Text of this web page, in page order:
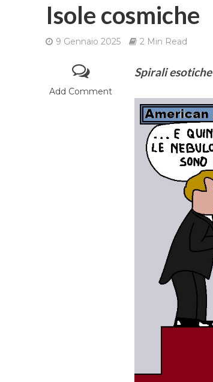
Isole cosmiche
9 Gennaio 2025 2 Min Read
Add Comment
Spirali esotiche